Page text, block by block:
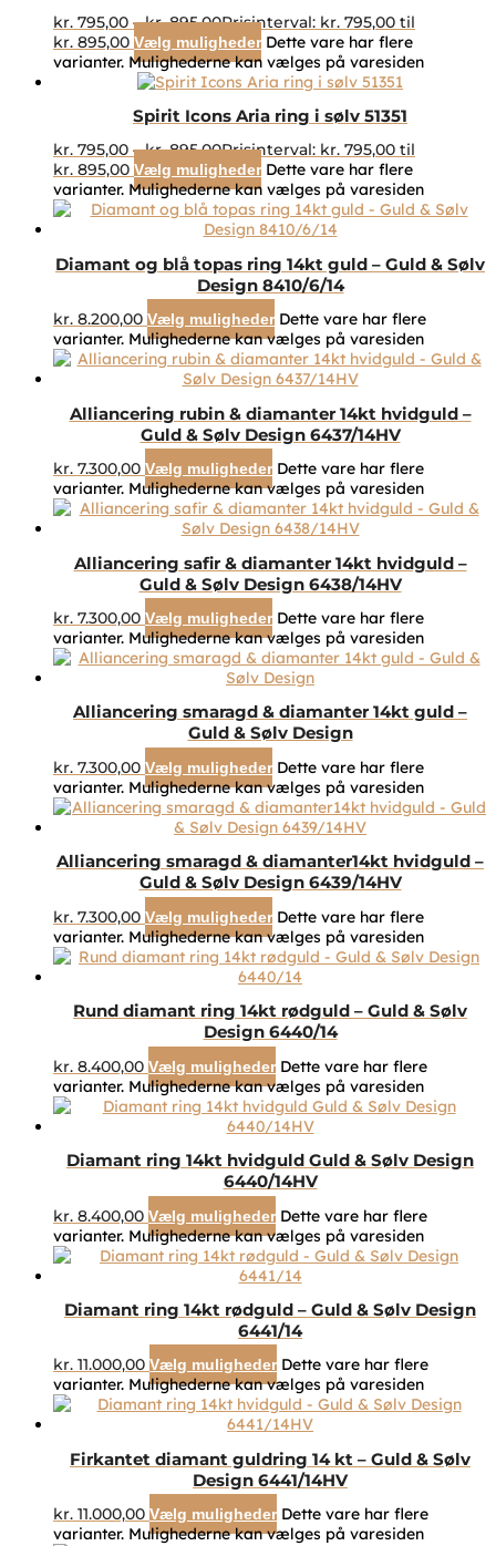
kr. 795,00 – kr.895,00Prisinterval: kr. 795,00 til
kr. 895,00 Vælg muligheder Dette vare har flere
varianter. Mulighederne kan vælges på varesiden
Spirit Icons Aria ring i sølv 51351
kr. 795,00 – kr.895,00Prisinterval: kr. 795,00 til
kr. 895,00 Vælg muligheder Dette vare har flere
varianter. Mulighederne kan vælges på varesiden
Diamant og blå topas ring 14kt guld – Guld & Sølv
Design 8410/6/14
kr. 8.200,00 Vælg muligheder Dette vare har flere
varianter. Mulighederne kan vælges på varesiden
Alliancering rubin & diamanter 14kt hvidguld –
Guld & Sølv Design 6437/14HV
kr. 7.300,00 Vælg muligheder Dette vare har flere
varianter. Mulighederne kan vælges på varesiden
Alliancering safir & diamanter 14kt hvidguld –
Guld & Sølv Design 6438/14HV
kr. 7.300,00 Vælg muligheder Dette vare har flere
varianter. Mulighederne kan vælges på varesiden
Alliancering smaragd & diamanter 14kt guld –
Guld & Sølv Design
kr. 7.300,00 Vælg muligheder Dette vare har flere
varianter. Mulighederne kan vælges på varesiden
Alliancering smaragd & diamanter14kt hvidguld –
Guld & Sølv Design 6439/14HV
kr. 7.300,00 Vælg muligheder Dette vare har flere
varianter. Mulighederne kan vælges på varesiden
Rund diamant ring 14kt rødguld – Guld & Sølv
Design 6440/14
kr. 8.400,00 Vælg muligheder Dette vare har flere
varianter. Mulighederne kan vælges på varesiden
Diamant ring 14kt hvidguld Guld & Sølv Design
6440/14HV
kr. 8.400,00 Vælg muligheder Dette vare har flere
varianter. Mulighederne kan vælges på varesiden
Diamant ring 14kt rødguld – Guld & Sølv Design
6441/14
kr. 11.000,00 Vælg muligheder Dette vare har flere
varianter. Mulighederne kan vælges på varesiden
Firkantet diamant guldring 14 kt – Guld & Sølv
Design 6441/14HV
kr. 11.000,00 Vælg muligheder Dette vare har flere
varianter. Mulighederne kan vælges på varesiden